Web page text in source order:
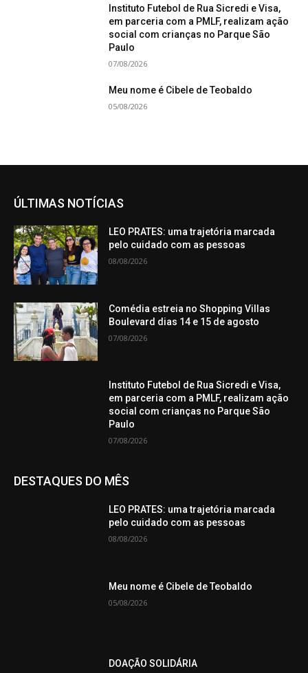
Instituto Futebol de Rua Sicredi e Visa,
em parceria com a PMLF, realizam ação
social com crianças no Parque São
Paulo
07/08/2026
Meu nome é Cibele de Teobaldo
05/08/2026
ÚLTIMAS NOTÍCIAS
LEO PRATES: uma trajetória marcada
pelo cuidado com as pessoas
08/08/2026
Comédia estreia no Shopping Villas
Boulevard dias 14 e 15 de agosto
07/08/2026
Instituto Futebol de Rua Sicredi e Visa,
em parceria com a PMLF, realizam ação
social com crianças no Parque São
Paulo
07/08/2026
DESTAQUES DO MÊS
LEO PRATES: uma trajetória marcada
pelo cuidado com as pessoas
08/08/2026
Meu nome é Cibele de Teobaldo
05/08/2026
DOAÇÃO SOLIDÁRIA